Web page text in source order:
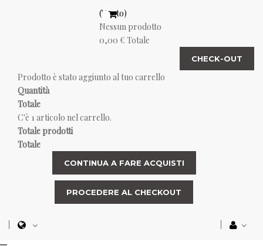
(Vuoto)
Nessun prodotto
0,00 € Totale
CHECK-OUT
Prodotto è stato aggiunto al tuo carrello
Quantità
Totale
C'è 1 articolo nel carrello.
Totale prodotti
Totale
CONTINUA A FARE ACQUISTI
PROCEDERE AL CHECKOUT